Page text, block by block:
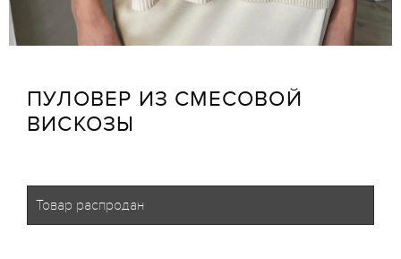
ПУЛОВЕР ИЗ СМЕСОВОЙ
ВИСКОЗЫ
Товар распродан